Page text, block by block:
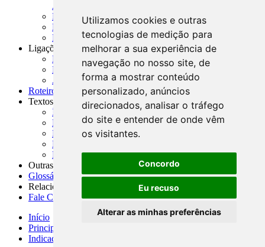
Utilizamos cookies e outras
tecnologias de medição para
melhorar a sua experiência de
navegação no nosso site, de
forma a mostrar conteúdo
personalizado, anúncios
direcionados, analisar o tráfego
do site e entender de onde vêm
os visitantes.
Concordo
Eu recuso
Alterar as minhas preferências
Atividades Econômicas
PMF - Cartilhas do BCB
Manuais Auxiliares do BCB e Cosif-e
Resenhas Diárias Governamentais
Ligações Externas
Links Úteis
Presidência da República
Agências Nacionais Reguladoras
Roteiros para Estudos
Textos
Índice de Textos
Editorial
Monografias
Na Imprensa
Fórum de Discussão
Outras ferramentas
Glossário
Relacionamento
Fale Conosco
Início
Principais notícias
Indicadores